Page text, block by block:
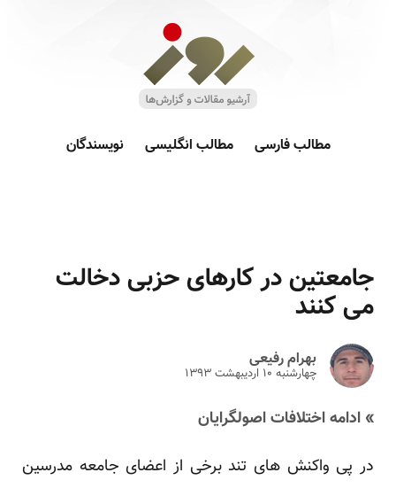
مطالب فارسی مطالب انگلیسی نویسندگان
جامعتین در کارهای حزبی دخالت
می کنند
بهرام رفیعی
چهارشنبه ۱۰ ارديبهشت ۱۳۹۳
» ادامه اختلافات اصولگرایان
در پی واکنش های تند برخی از اعضای جامعه مدرسین